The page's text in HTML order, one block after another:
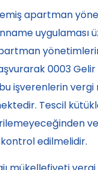
apartman
uygulaması
0003
işverenlerin vergi
Tescil
edilmelidir.